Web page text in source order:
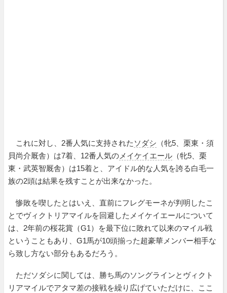
これに対し、2番人気に支持された ソダシ （牝5、栗東・須
貝尚介厩舎）は7着、12番人気の メイケイエール （牝5、栗
東・武英智厩舎）は15着と、アイドル的な人気を誇る白毛一
族の2頭は結果を残すことが出来なかった。
惨敗を喫したとはいえ、直前にフレグモーネが判明したこ
とでヴィクトリアマイルを回避したメイケイエールについて
は、2年前の桜花賞（G1）を最下位に敗れて以来のマイル戦
ということもあり、G1馬が10頭揃った超豪華メンバー相手な
ら致し方ない部分もあるだろう。
ただソダシに関しては、勝ち馬のソングラインとヴィクト
リアマイルでアタマ差の接戦を繰り広げていただけに、ここ